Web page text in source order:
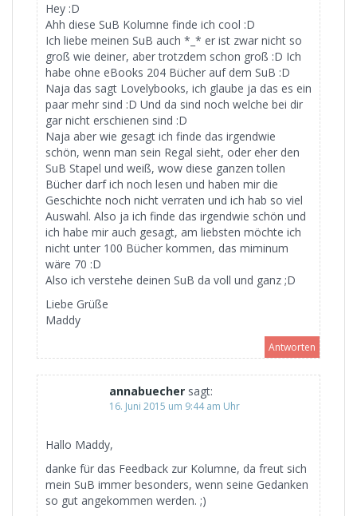
Hey :D
Ahh diese SuB Kolumne finde ich cool :D
Ich liebe meinen SuB auch *_* er ist zwar nicht so
groß wie deiner, aber trotzdem schon groß :D Ich
habe ohne eBooks 204 Bücher auf dem SuB :D
Naja das sagt Lovelybooks, ich glaube ja das es ein
paar mehr sind :D Und da sind noch welche bei dir
gar nicht erschienen sind :D
Naja aber wie gesagt ich finde das irgendwie
schön, wenn man sein Regal sieht, oder eher den
SuB Stapel und weiß, wow diese ganzen tollen
Bücher darf ich noch lesen und haben mir die
Geschichte noch nicht verraten und ich hab so viel
Auswahl. Also ja ich finde das irgendwie schön und
ich habe mir auch gesagt, am liebsten möchte ich
nicht unter 100 Bücher kommen, das miminum
wäre 70 :D
Also ich verstehe deinen SuB da voll und ganz ;D
Liebe Grüße
Maddy
Antworten
annabuecher sagt:
16. Juni 2015 um 9:44 am Uhr
Hallo Maddy,
danke für das Feedback zur Kolumne, da freut sich
mein SuB immer besonders, wenn seine Gedanken
so gut angekommen werden. ;)